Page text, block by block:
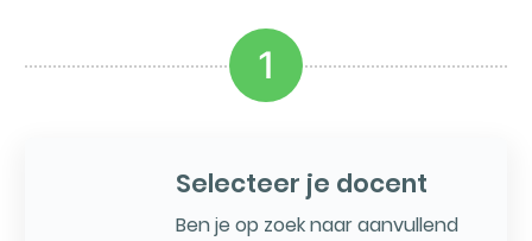
1
Selecteer je docent
Ben je op zoek naar aanvullend